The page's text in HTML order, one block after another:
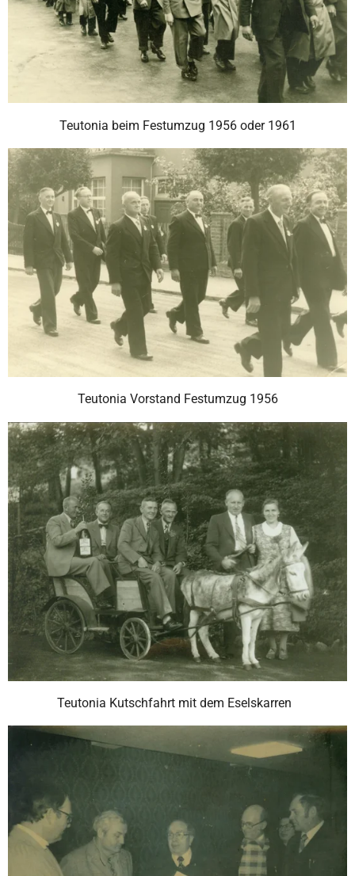
Teutonia beim Festumzug 1956 oder 1961
Teutonia Vorstand Festumzug 1956
Teutonia Kutschfahrt mit dem Eselskarren